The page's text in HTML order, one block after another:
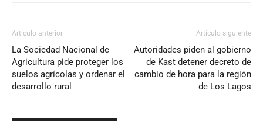
Artículo anterior
La Sociedad Nacional de
Agricultura pide proteger los
suelos agrícolas y ordenar el
desarrollo rural
Artículo siguiente
Autoridades piden al gobierno
de Kast detener decreto de
cambio de hora para la región
de Los Lagos